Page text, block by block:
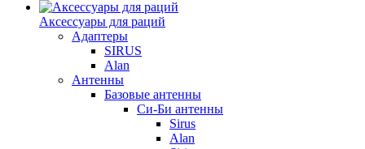
Аксессуары для раций
Адаптеры
SIRUS
Alan
Антенны
Базовые антенны
Си-Би антенны
Sirus
Alan